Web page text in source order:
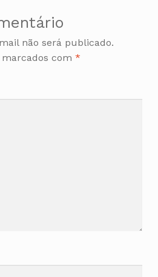
não será publicado.
com *